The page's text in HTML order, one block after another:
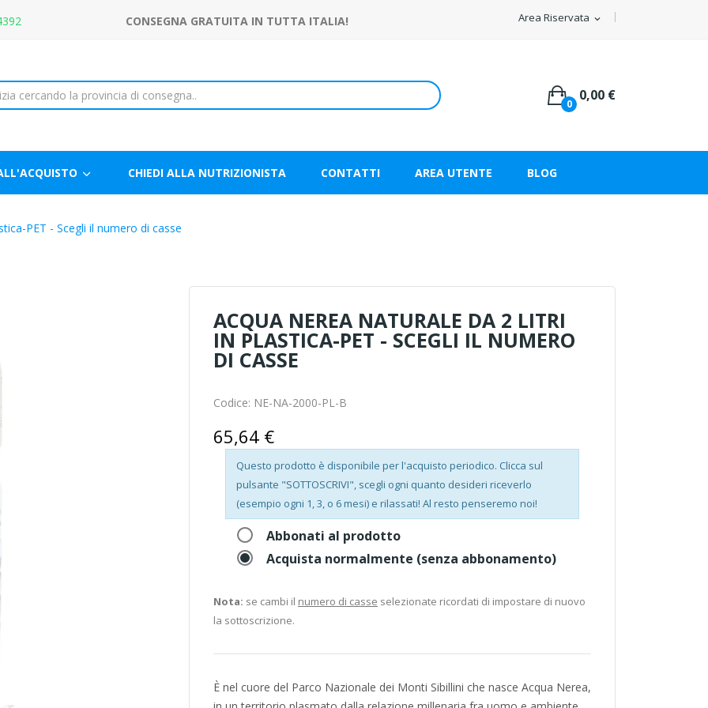
Area Riservata expand_more
CONSEGNA GRATUITA IN TUTTA ITALIA!
0
0,00 €
CHIEDI ALLA NUTRIZIONISTA CONTATTI AREA UTENTE BLOG
PET - Scegli il numero di casse
ACQUA NEREA NATURALE DA 2 LITRI
IN PLASTICA-PET - SCEGLI IL NUMERO
DI CASSE
Codice: NE-NA-2000-PL-B
65,64 €
Questo prodotto è disponibile per l'acquisto periodico. Clicca sul
pulsante "SOTTOSCRIVI", scegli ogni quanto desideri riceverlo
(esempio ogni 1, 3, o 6 mesi) e rilassati! Al resto penseremo noi!
Abbonati al prodotto
Acquista normalmente (senza abbonamento)
Nota: se cambi il numero di casse selezionate ricordati di impostare di nuovo
la sottoscrizione.
È nel cuore del Parco Nazionale dei Monti Sibillini che nasce Acqua Nerea,